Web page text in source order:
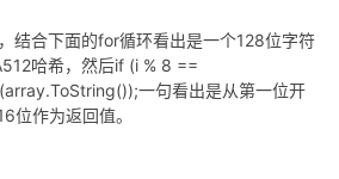
结合下面的for循环看出是一个128位字符
哈希，然后if (i % 8 ==
一句看出是从第一位开
位作为返回值。